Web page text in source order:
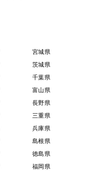
宮城県
茨城県
千葉県
富山県
長野県
三重県
兵庫県
島根県
徳島県
福岡県